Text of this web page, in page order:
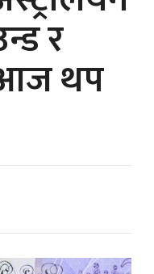
र
आज थप